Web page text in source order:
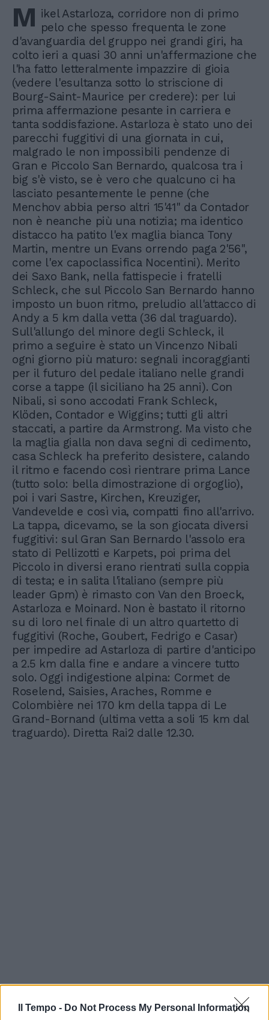
Il Tempo - Do Not Process My Personal Information
M ikel Astarloza, corridore non di primo
pelo che spesso frequenta le zone
d'avanguardia del gruppo nei grandi giri, ha
colto ieri a quasi 30 anni un'affermazione che
l'ha fatto letteralmente impazzire di gioia
(vedere l'esultanza sotto lo striscione di
Bourg-Saint-Maurice per credere): per lui
prima affermazione pesante in carriera e
tanta soddisfazione. Astarloza è stato uno dei
parecchi fuggitivi di una giornata in cui,
malgrado le non impossibili pendenze di
Gran e Piccolo San Bernardo, qualcosa tra i
big s'è visto, se è vero che qualcuno ci ha
lasciato pesantemente le penne (che
Menchov abbia perso altri 15'41" da Contador
non è neanche più una notizia; ma identico
distacco ha patito l'ex maglia bianca Tony
Martin, mentre un Evans orrendo paga 2'56",
come l'ex capoclassifica Nocentini). Merito
dei Saxo Bank, nella fattispecie i fratelli
Schleck, che sul Piccolo San Bernardo hanno
imposto un buon ritmo, preludio all'attacco di
Andy a 5 km dalla vetta (36 dal traguardo).
Sull'allungo del minore degli Schleck, il
primo a seguire è stato un Vincenzo Nibali
ogni giorno più maturo: segnali incoraggianti
per il futuro del pedale italiano nelle grandi
corse a tappe (il siciliano ha 25 anni). Con
Nibali, si sono accodati Frank Schleck,
Klöden, Contador e Wiggins; tutti gli altri
staccati, a partire da Armstrong. Ma visto che
la maglia gialla non dava segni di cedimento,
casa Schleck ha preferito desistere, calando
il ritmo e facendo così rientrare prima Lance
(tutto solo: bella dimostrazione di orgoglio),
poi i vari Sastre, Kirchen, Kreuziger,
Vandevelde e così via, compatti fino all'arrivo.
La tappa, dicevamo, se la son giocata diversi
fuggitivi: sul Gran San Bernardo l'assolo era
stato di Pellizotti e Karpets, poi prima del
Piccolo in diversi erano rientrati sulla coppia
di testa; e in salita l'italiano (sempre più
leader Gpm) è rimasto con Van den Broeck,
Astarloza e Moinard. Non è bastato il ritorno
su di loro nel finale di un altro quartetto di
fuggitivi (Roche, Goubert, Fedrigo e Casar)
per impedire ad Astarloza di partire d'anticipo
a 2.5 km dalla fine e andare a vincere tutto
solo. Oggi indigestione alpina: Cormet de
Roselend, Saisies, Araches, Romme e
Colombière nei 170 km della tappa di Le
Grand-Bornand (ultima vetta a soli 15 km dal
traguardo). Diretta Rai2 dalle 12.30.